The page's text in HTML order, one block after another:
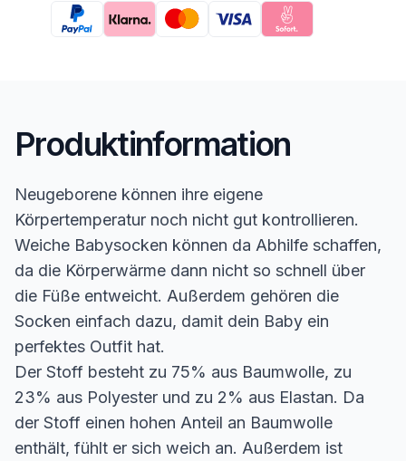
Produktinformation
Neugeborene können ihre eigene
Körpertemperatur noch nicht gut kontrollieren.
Weiche Babysocken können da Abhilfe schaffen,
da die Körperwärme dann nicht so schnell über
die Füße entweicht. Außerdem gehören die
Socken einfach dazu, damit dein Baby ein
perfektes Outfit hat.
Der Stoff besteht zu 75% aus Baumwolle, zu
23% aus Polyester und zu 2% aus Elastan. Da
der Stoff einen hohen Anteil an Baumwolle
enthält, fühlt er sich weich an. Außerdem ist